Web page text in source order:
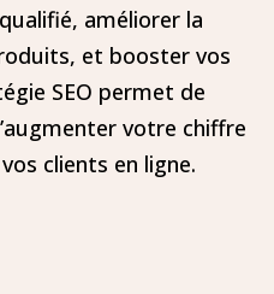
améliorer la
et booster vos
SEO permet de
votre chiffre
clients en ligne.